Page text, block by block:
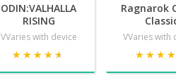
ODIN:VALHALLA
RISING
VVaries with device
★★★★★
★★★★★
Ragnarok
VVaries with